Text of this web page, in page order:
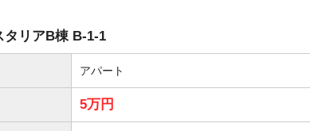
タリアB棟 B-1-1
アパート
5万円